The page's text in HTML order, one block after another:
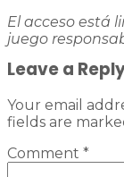
El acceso está
juego
Leave a
Your email
fields are
Comment *